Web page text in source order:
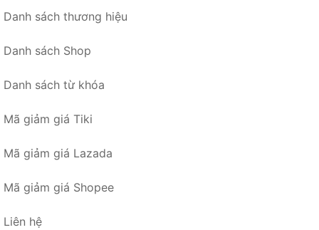
Danh sách thương hiệu
Danh sách Shop
Danh sách từ khóa
Mã giảm giá Tiki
Mã giảm giá Lazada
Mã giảm giá Shopee
Liên hệ